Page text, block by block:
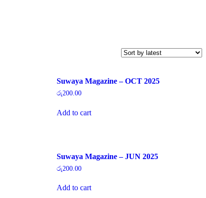
Suwaya Magazine – OCT 2025
රු200.00
Add to cart
Suwaya Magazine – JUN 2025
රු200.00
Add to cart